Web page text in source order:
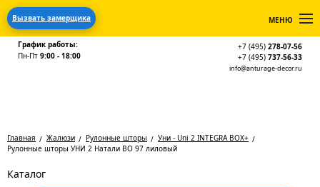
Вызвать замерщика МЕНЮ
График работы:
Пн-Пт 9:00 - 18:00
+7 (495) 278-07-56
+7 (495) 737-56-33
info@anturage-decor.ru
Главная Жалюзи Рулонные шторы
Уни - Uni 2 INTEGRA BOX+
Рулонные шторы УНИ 2 Натали BO 97 лиловый
Каталог